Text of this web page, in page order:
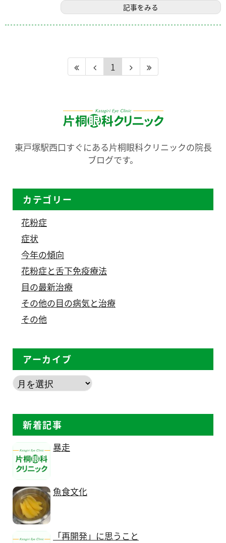
記事をみる
1
東戸塚駅西口すぐにある片桐眼科クリニックの院長
ブログです。
カテゴリー
花粉症
症状
今年の傾向
花粉症と舌下免疫療法
目の最新治療
その他の目の病気と治療
その他
アーカイブ
新着記事
暴走
魚食文化
「再開発」に思うこと